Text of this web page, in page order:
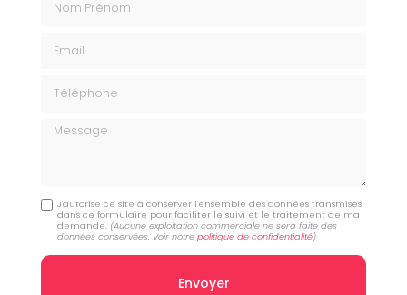
Message
J'autorise ce site à conserver l'ensemble des données transmises
dans ce formulaire pour faciliter le suivi et le traitement de ma
demande. (Aucune exploitation commerciale ne sera faite des
données conservées. Voir notrepolitique de confidentialité)